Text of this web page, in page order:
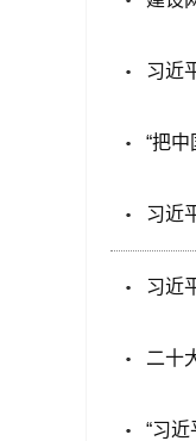
习近
“把
习近
习近
二十
“习